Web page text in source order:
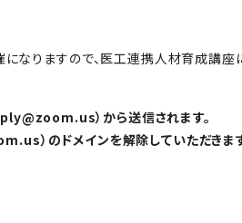
りますので、医工連携人材育成講座
）から送信されます。
）のドメインを解除していただきま